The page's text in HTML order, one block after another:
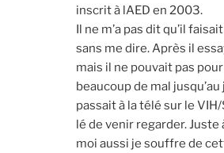
ins­crit à lAED en 2003.
Il ne m’a pas dit qu’il
sans me dire. Après il
mais il ne pou­vait pas
beau­coup de mal
pas­sait à la télé sur le
lé de venir regar­der. Juste
moi aus­si je souffre de